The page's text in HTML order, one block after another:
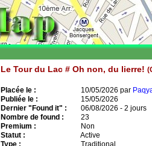
Le Tour du Lac # Oh non, du lierre!
Placée le : 10/05/2026 par
Publiée le :
15/05/2026
Dernier "Found it" :
06/08/2026 - 2 jours
Nombre de found :
23
Premium :
Non
Statut :
Active
Type :
Traditional